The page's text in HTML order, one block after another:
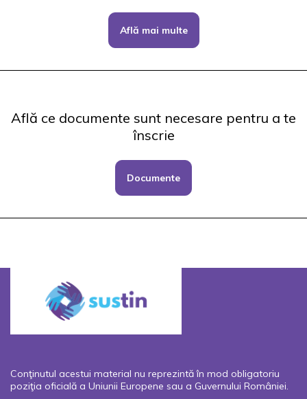
Află mai multe
Află ce documente sunt necesare pentru a te
înscrie
Documente
Conţinutul acestui material nu reprezintă în mod obligatoriu
poziţia oficială a Uniunii Europene sau a Guvernului României.